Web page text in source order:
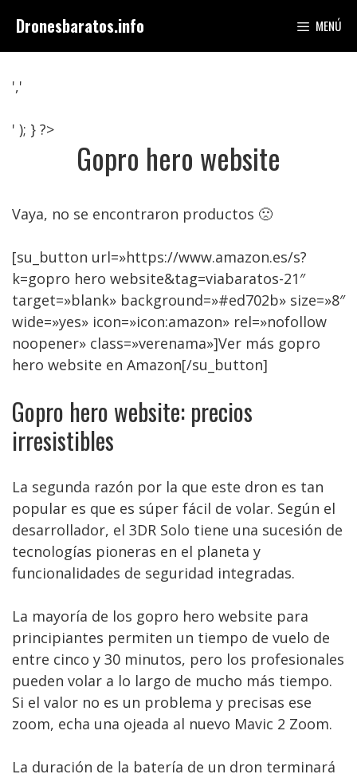
contenido
Dronesbaratos.info MENÚ
','
' ); } ?>
Gopro hero website
Vaya, no se encontraron productos 🙁
[su_button url=»https://www.amazon.es/s?
k=gopro hero website&tag=viabaratos-21″
target=»blank» background=»#ed702b» size=»8″
wide=»yes» icon=»icon:amazon» rel=»nofollow
noopener» class=»verenama»]Ver más gopro
hero website en Amazon[/su_button]
Gopro hero website: precios
irresistibles
La segunda razón por la que este dron es tan
popular es que es súper fácil de volar. Según el
desarrollador, el 3DR Solo tiene una sucesión de
tecnologías pioneras en el planeta y
funcionalidades de seguridad integradas.
La mayoría de los gopro hero website para
principiantes permiten un tiempo de vuelo de
entre cinco y 30 minutos, pero los profesionales
pueden volar a lo largo de mucho más tiempo.
Si el valor no es un problema y precisas ese
zoom, echa una ojeada al nuevo Mavic 2 Zoom.
La duración de la batería de un dron terminará